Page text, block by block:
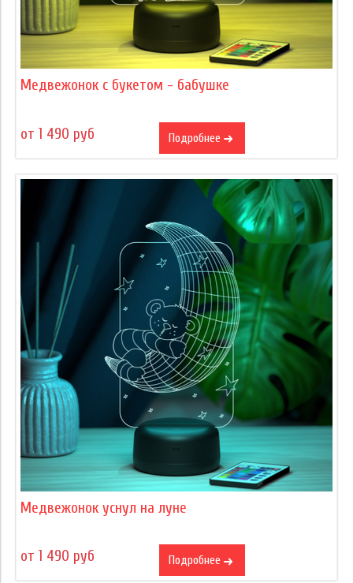
Медвежонок с букетом - бабушке
от 1 490 руб Подробнее
Медвежонок уснул на луне
от 1 490 руб Подробнее